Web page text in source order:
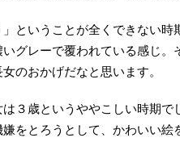
ということが全くできない時
グレーで覆われている感じ。
のおかげだなと思います。
３歳というややこしい時期で
をとろうとして、かわいい絵